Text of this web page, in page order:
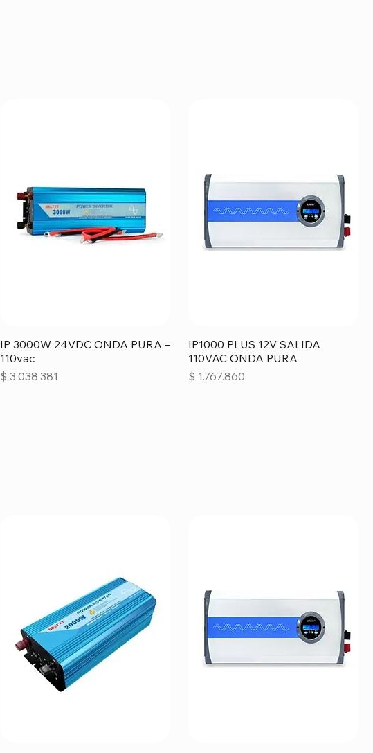
IP 3000W 24VDC ONDA PURA –
110vac
Precio
$ 3.038.381
IP1000 PLUS 12V SALIDA
110VAC ONDA PURA
Precio
$ 1.767.860